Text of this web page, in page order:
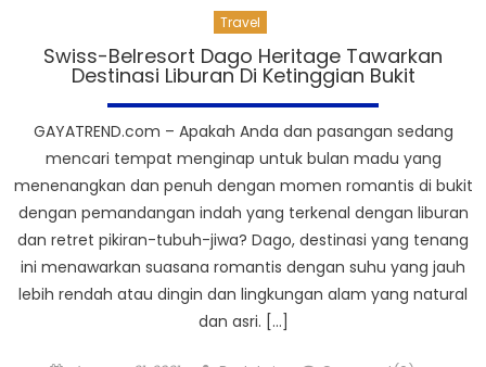
Travel
Swiss-Belresort Dago Heritage Tawarkan
Destinasi Liburan Di Ketinggian Bukit
GAYATREND.com – Apakah Anda dan pasangan sedang
mencari tempat menginap untuk bulan madu yang
menenangkan dan penuh dengan momen romantis di bukit
dengan pemandangan indah yang terkenal dengan liburan
dan retret pikiran-tubuh-jiwa? Dago, destinasi yang tenang
ini menawarkan suasana romantis dengan suhu yang jauh
lebih rendah atau dingin dan lingkungan alam yang natural
dan asri. […]